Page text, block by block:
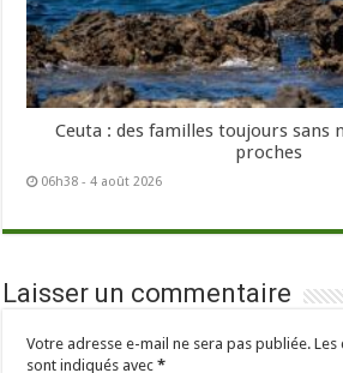
Ceuta : des familles toujours sans
proches
06h38 - 4 août 2026
Laisser un commentaire
Votre adresse e-mail ne sera pas publiée. Les
sont indiqués avec*